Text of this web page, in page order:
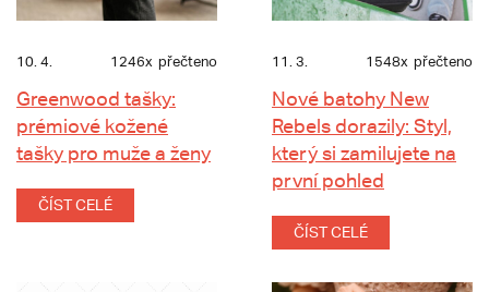
10. 4. 1246x přečteno
Greenwood tašky:
prémiové kožené
tašky pro muže a ženy
ČÍST CELÉ
11. 3. 1548x přečteno
Nové batohy New
Rebels dorazily: Styl,
který si zamilujete na
první pohled
ČÍST CELÉ